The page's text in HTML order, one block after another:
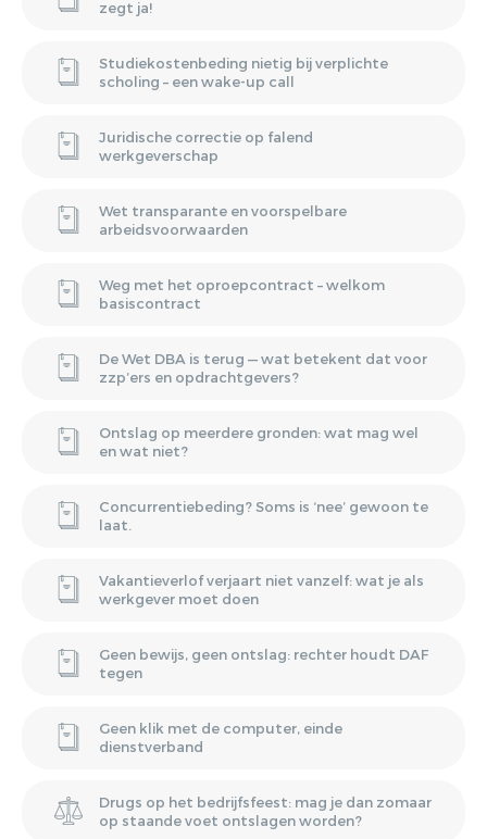
zegt ja!
Studiekostenbeding nietig bij verplichte
scholing – een wake-up call
Juridische correctie op falend
werkgeverschap
Wet transparante en voorspelbare
arbeidsvoorwaarden
Weg met het oproepcontract – welkom
basiscontract
De Wet DBA is terug — wat betekent dat voor
zzp’ers en opdrachtgevers?
Ontslag op meerdere gronden: wat mag wel
en wat niet?
Concurrentiebeding? Soms is ‘nee’ gewoon te
laat.
Vakantieverlof verjaart niet vanzelf: wat je als
werkgever moet doen
Geen bewijs, geen ontslag: rechter houdt DAF
tegen
Geen klik met de computer, einde
dienstverband
Drugs op het bedrijfsfeest: mag je dan zomaar
op staande voet ontslagen worden?